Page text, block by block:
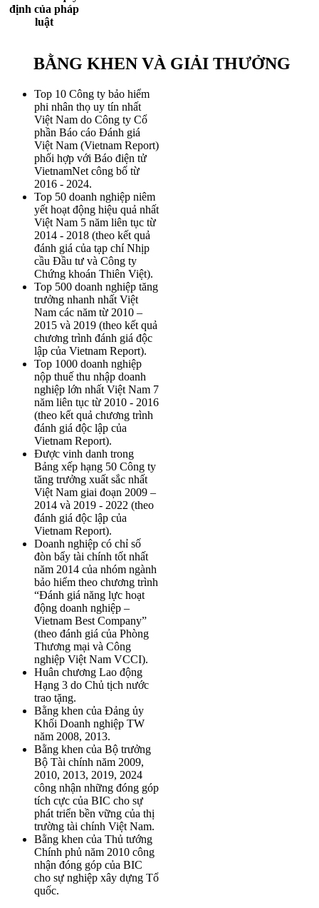
định của pháp
luật
BẰNG KHEN VÀ GIẢI THƯỞNG
Top 10 Công ty bảo hiểm
phi nhân thọ uy tín nhất
Việt Nam do Công ty Cổ
phần Báo cáo Đánh giá
Việt Nam (Vietnam Report)
phối hợp với Báo điện tử
VietnamNet công bố từ
2016 - 2024.
Top 50 doanh nghiệp niêm
yết hoạt động hiệu quả nhất
Việt Nam 5 năm liên tục từ
2014 - 2018 (theo kết quả
đánh giá của tạp chí Nhịp
cầu Đầu tư và Công ty
Chứng khoán Thiên Việt).
Top 500 doanh nghiệp tăng
trưởng nhanh nhất Việt
Nam các năm từ 2010 –
2015 và 2019 (theo kết quả
chương trình đánh giá độc
lập của Vietnam Report).
Top 1000 doanh nghiệp
nộp thuế thu nhập doanh
nghiệp lớn nhất Việt Nam 7
năm liên tục từ 2010 - 2016
(theo kết quả chương trình
đánh giá độc lập của
Vietnam Report).
Được vinh danh trong
Bảng xếp hạng 50 Công ty
tăng trưởng xuất sắc nhất
Việt Nam giai đoạn 2009 –
2014 và 2019 - 2022 (theo
đánh giá độc lập của
Vietnam Report).
Doanh nghiệp có chỉ số
đòn bẩy tài chính tốt nhất
năm 2014 của nhóm ngành
bảo hiểm theo chương trình
“Đánh giá năng lực hoạt
động doanh nghiệp –
Vietnam Best Company”
(theo đánh giá của Phòng
Thương mại và Công
nghiệp Việt Nam VCCI).
Huân chương Lao động
Hạng 3 do Chủ tịch nước
trao tặng.
Bằng khen của Đảng ủy
Khối Doanh nghiệp TW
năm 2008, 2013.
Bằng khen của Bộ trưởng
Bộ Tài chính năm 2009,
2010, 2013, 2019, 2024
công nhận những đóng góp
tích cực của BIC cho sự
phát triển bền vững của thị
trường tài chính Việt Nam.
Bằng khen của Thủ tướng
Chính phủ năm 2010 công
nhận đóng góp của BIC
cho sự nghiệp xây dựng Tổ
quốc.